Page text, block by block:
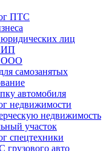
ПТС
лиц
ИП
ООО
самозанятых
автомобиля
недвижимости
недвижимость
участок
спецтехники
авто